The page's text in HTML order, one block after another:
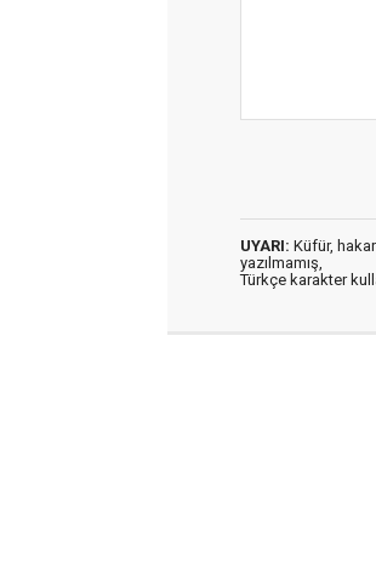
UYARI: Küfür,
yazılmamış,
Türkçe karakter